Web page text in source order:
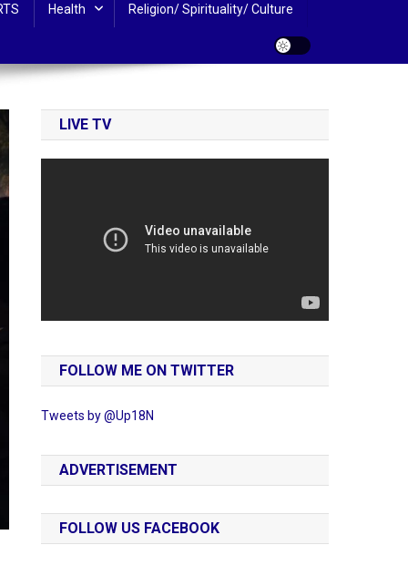
Health Religion/ Spirituality/ Culture
LIVE TV
FOLLOW ME ON TWITTER
Tweets by @Up18N
ADVERTISEMENT
FOLLOW US FACEBOOK